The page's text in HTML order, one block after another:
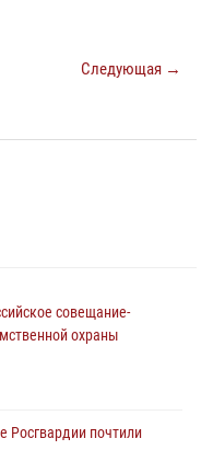
Следующая →
совещание-
охраны
Росгвардии почтили